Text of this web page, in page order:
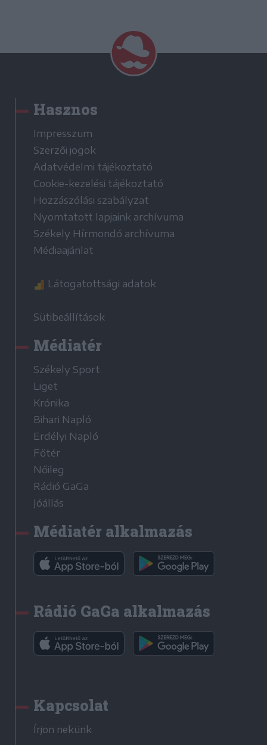
Hasznos
Impresszum
Szerzői jogok
Adatvédelmi tájékoztató
Cookie-kezelési tájékoztató
Hozzászólási szabályzat
Nyomtatott lapjaink archívuma
Székely Hírmondó archívuma
Médiaajánlat
Látogatottsági adatok
Sütibeállítások
Médiatér
Székely Sport
Liget
Krónika
Bihari Napló
Erdélyi Napló
Főtér
Nőileg
Rádió GaGa
Jóállás
Médiatér alkalmazás
Rádió GaGa alkalmazás
Kapcsolat
Írjon nekünk